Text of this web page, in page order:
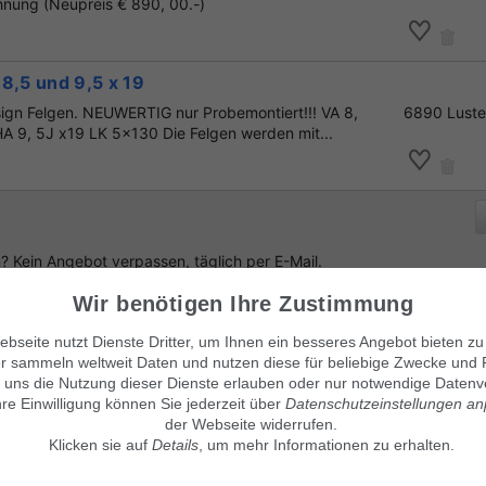
(Neupreis € 890, 00.-)
und 9,5 x 19
Felgen. NEUWERTIG nur Probemontiert!!! VA 8,
9, 5J x19 LK 5x130 Die Felgen werden mit...
6890
Kein Angebot verpassen, täglich per E-Mail.
Suchanzeige aufgeben!
Wir benötigen Ihre Zustimmung
nutzt Dienste Dritter, um Ihnen ein besseres Angebot bieten
sammeln weltweit Daten und nutzen diese für beliebige Zwecke und
uns die Nutzung dieser Dienste erlauben oder nur notwendige
Einwilligung können Sie jederzeit über Datenschutzeinstellungen
der Webseite widerrufen.
Klicken sie auf Details, um mehr Informationen zu erhalten.